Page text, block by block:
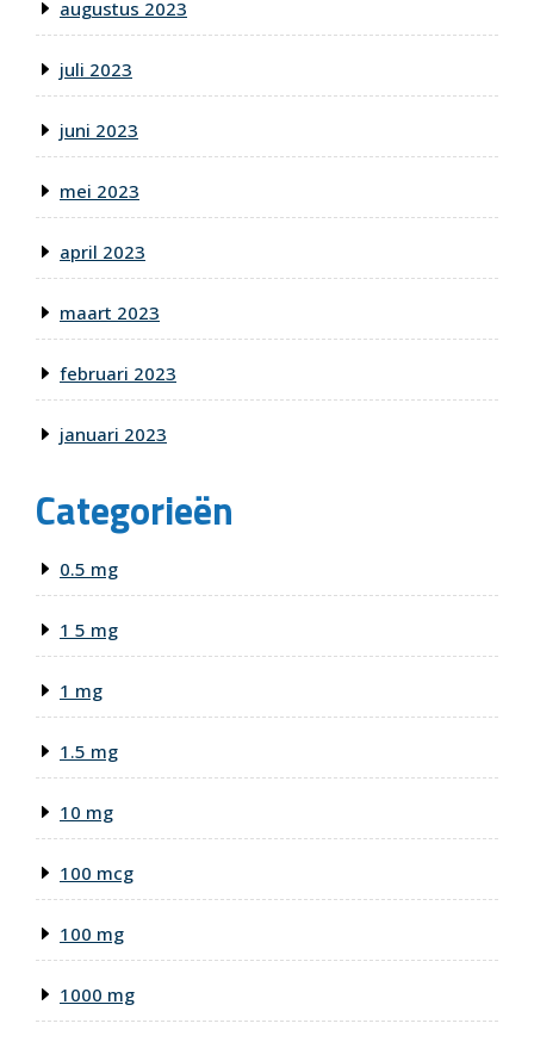
augustus 2023
juli 2023
juni 2023
mei 2023
april 2023
maart 2023
februari 2023
januari 2023
Categorieën
0.5 mg
1 5 mg
1 mg
1.5 mg
10 mg
100 mcg
100 mg
1000 mg